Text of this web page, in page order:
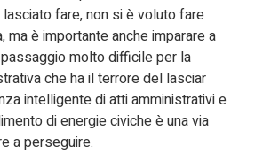
fare, non si è voluto fare
è importante anche imparare a
molto difficile per la
che ha il terrore del lasciar
intelligente di atti amministrativi e
di energie civiche è una via
a perseguire.